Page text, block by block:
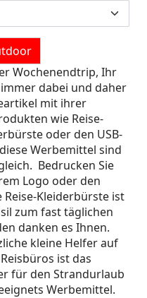
Wochenendtrip, Ihr
dabei und daher
mit ihrer
wie Reise-
oder den USB-
Werbemittel sind
Bedrucken Sie
Logo oder den
Reise-Kleiderbürste ist
zum fast täglichen
danken es Ihnen.
kleine Helfer auf
ist das
für den Strandurlaub
Werbemittel.